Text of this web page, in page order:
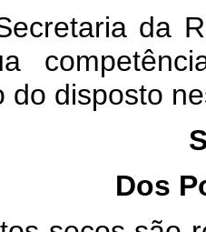
da
do disposto
Dos